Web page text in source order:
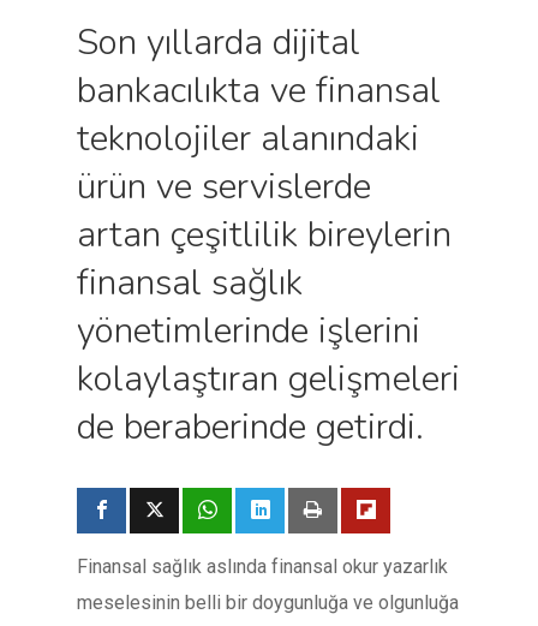
Son yıllarda dijital
bankacılıkta ve finansal
teknolojiler alanındaki
ürün ve servislerde
artan çeşitlilik bireylerin
finansal sağlık
yönetimlerinde işlerini
kolaylaştıran gelişmeleri
de beraberinde getirdi.
Finansal sağlık aslında finansal okur yazarlık
meselesinin belli bir doygunluğa ve olgunluğa